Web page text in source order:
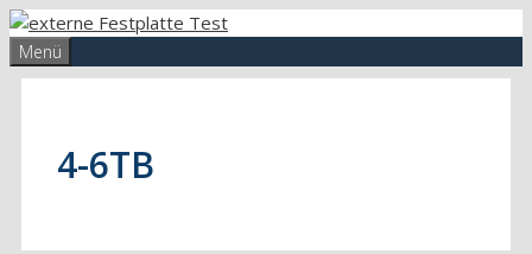
Zum
Inhalt
springen
Menü
4-6TB